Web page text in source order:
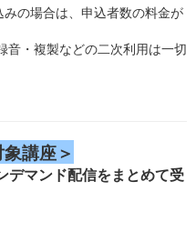
の場合は、申込者数の料金が
音・複製などの二次利用は一切
講座＞
デマンド配信をまとめて受